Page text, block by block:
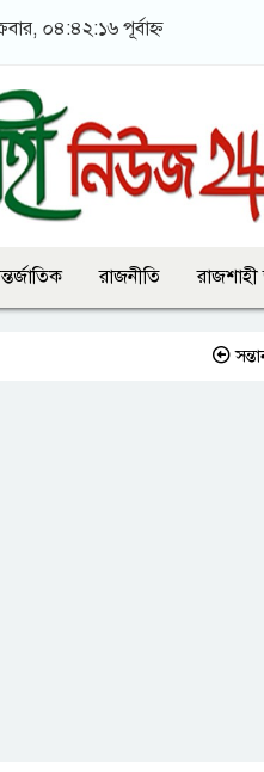
০৪:৪২:১৬ পূর্বাহ্ন
রাজনীতি
সন্তানকে